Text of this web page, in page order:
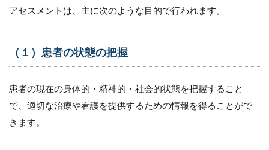
1.3
ランの
策定
訪
問
看
護
アセスメントは、主に次のような目的で行われます。
（１）患者の状態の把握
患者の現在の身体的・精神的・社会的状態を把握すること
で、適切な治療や看護を提供するための情報を得ることがで
きます。